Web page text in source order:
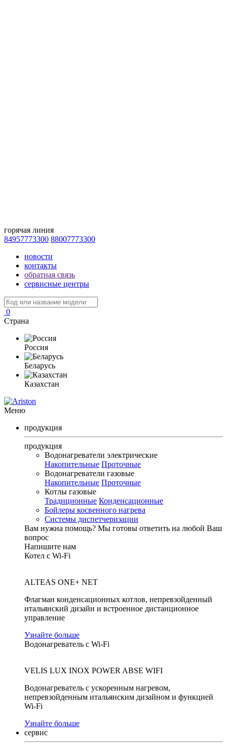
горячая линия
84957773300 88007773300
новости
контакты
обратная связь
сервисные центры
0
Страна
Россия
Беларусь
Казахстан
Меню
продукция
продукция
Водонагреватели электрические
Накопительные Проточные
Водонагреватели газовые
Накопительные Проточные
Котлы газовые
Традиционные Конденсационные
Бойлеры косвенного нагрева
Системы диспетчеризации
Вам нужна помощь? Мы готовы ответить на любой Ваш
вопрос
Напишите нам
Котел с Wi-Fi
ALTEAS ONE+ NET
Флагман конденсационных котлов, непревзойденный
итальянский дизайн и встроенное дистанционное
управление
Узнайте больше
Водонагреватель с Wi-Fi
VELIS LUX INOX POWER ABSE WIFI
Водонагреватель с ускоренным нагревом,
непревзойденным итальянским дизайном и функцией
Wi-Fi
Узнайте больше
сервис